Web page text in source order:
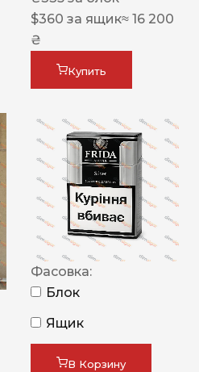
$360 за ящик≈ 16 200
₴
Купить
Фасовка:
Блок
Ящик
В Корзину